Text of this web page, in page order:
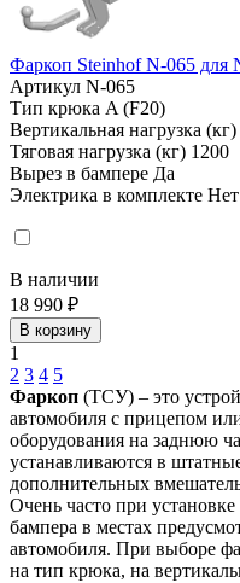
Фаркоп Steinhof N-065 для
Артикул N-065
Тип крюка A (F20)
Вертикальная нагрузка (кг)
Тяговая нагрузка (кг) 1200
Вырез в бампере Да
Электрика в комплекте Нет
В наличии
18 990 ₽
В корзину
1
2 3 4 5
Фаркоп (ТСУ) – это
автомобиля с прицепом
оборудования на заднюю
устанавливаются в
дополнительных
Очень часто при установке
бампера в местах
автомобиля. При выборе
на тип крюка, на